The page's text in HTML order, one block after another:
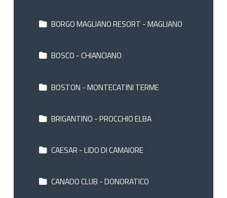
BORGO MAGLIANO RESORT - MAGLIANO
BOSCO - CHIANCIANO
BOSTON - MONTECATINI TERME
BRIGANTINO - PROCCHIO ELBA
CAESAR - LIDO DI CAMAIORE
CANADO CLUB - DONORATICO